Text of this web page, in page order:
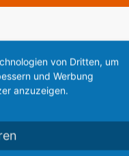
von Dritten, um
und Werbung
anzuzeigen.